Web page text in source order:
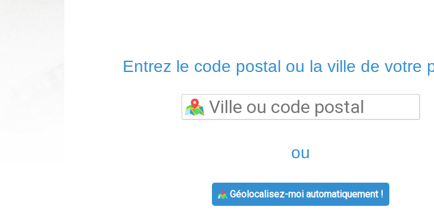
Entrez le code postal ou la ville de votre
ou
Géolocalisez-moi automatiquement !